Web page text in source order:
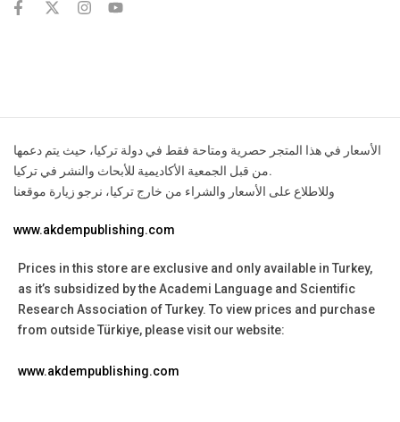
الأسعار في هذا المتجر حصرية ومتاحة فقط في دولة تركيا، حيث يتم دعمها
من قبل الجمعية الأكاديمية للأبحاث والنشر في تركيا.
وللاطلاع على الأسعار والشراء من خارج تركيا، نرجو زيارة موقعنا
www.akdempublishing.com
Prices in this store are exclusive and only available in Turkey,
as it’s subsidized by the Academi Language and Scientific
Research Association of Turkey. To view prices and purchase
from outside Türkiye, please visit our website:
www.akdempublishing.com